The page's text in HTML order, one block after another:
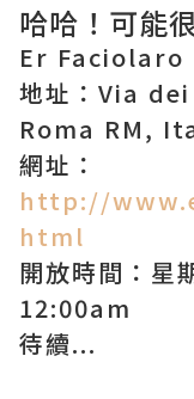
哈哈！可能
Er Faciolaro
地址：Via
Roma RM,
網址：
http://
html
開放時間：星
12:00am
待續...